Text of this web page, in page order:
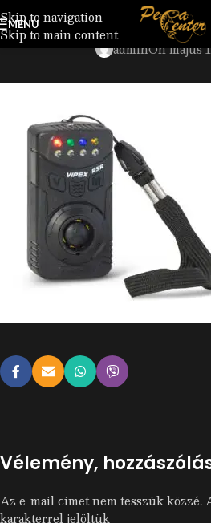
Skip to navigation
Skip to main content
MENU
adminOn május
Vélemény,
Az e-mail címet nem tesszük közzé.
karakterrel jelöltük